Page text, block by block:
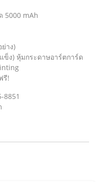
5000 mAh
าง)
ข็ง) หุ้มกระดาษอาร์ตการ์ด
รี!
8851